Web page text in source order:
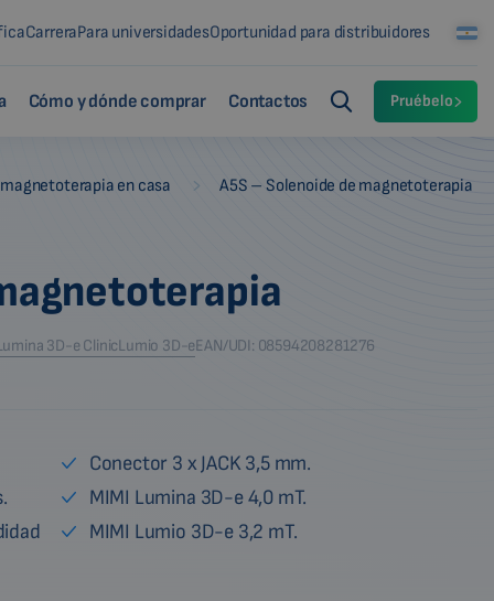
CarreraPara universidadesOportunidad para distribuidores
Cómo y dónde comprar Contactos Pruébelo
en casa A5S – Solenoide de magnetoterapia
3D-e ClinicLumio 3D-eEAN/UDI: 08594208281276
Conector 3 x JACK 3,5 mm.
MIMI Lumina 3D-e 4,0 mT.
MIMI Lumio 3D-e 3,2 mT.